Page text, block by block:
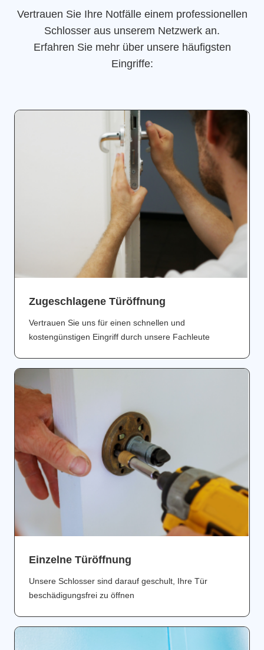
Vertrauen Sie Ihre Notfälle einem professionellen
Schlosser aus unserem Netzwerk an.
Erfahren Sie mehr über unsere häufigsten
Eingriffe:
Zugeschlagene Türöffnung
Vertrauen Sie uns für einen schnellen und
kostengünstigen Eingriff durch unsere Fachleute
Einzelne Türöffnung
Unsere Schlosser sind darauf geschult, Ihre Tür
beschädigungsfrei zu öffnen